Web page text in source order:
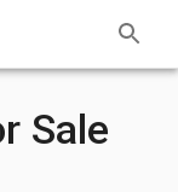
Sale